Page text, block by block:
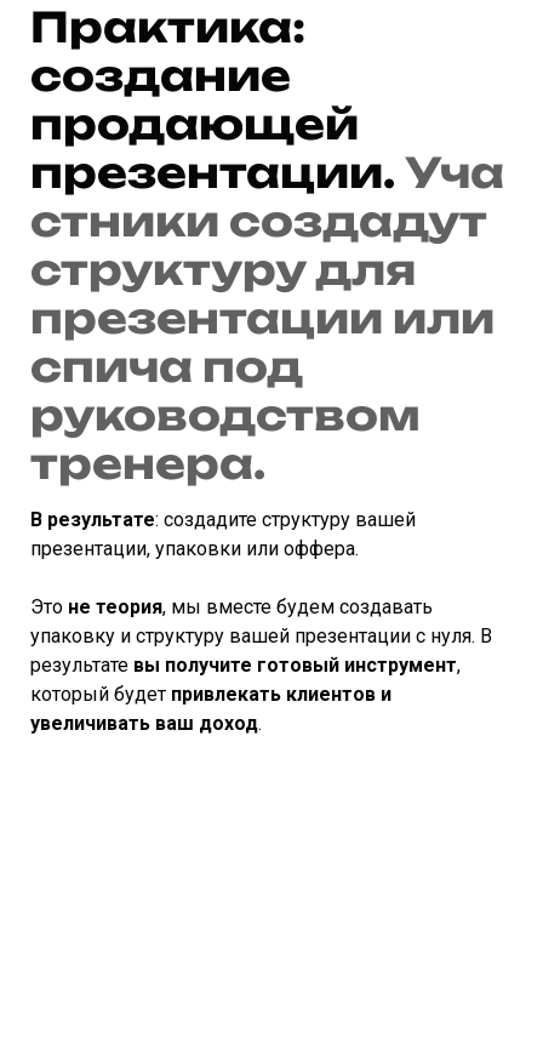
Практика:
создание
продающей
презентации. Уча
стники создадут
структуру для
презентации или
спича под
руководством
тренера.
В результате: создадите структуру вашей
презентации, упаковки или оффера.
Это не теория, мы вместе будем создавать
упаковку и структуру вашей презентации с нуля. В
результате вы получите готовый инструмент,
который будет привлекать клиентов и
увеличивать ваш доход.